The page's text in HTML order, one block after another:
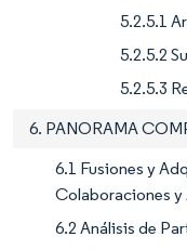
5.2.5.1
5.2.5.2
5.2.5.3
6. PANORAMA
6.1 Fusiones y
Colaboraciones y
6.2 Análisis de